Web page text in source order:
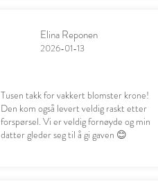
Elina Reponen
2026-01-13
Tusen takk for vakkert blomster krone!
Den kom også levert veldig raskt etter
forspørsel. Vi er veldig fornøyde og min
datter gleder seg til å gi gaven 😊